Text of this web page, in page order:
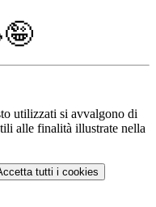
utilizzati si avvalgono di
alle finalità illustrate nella
tutti i cookies